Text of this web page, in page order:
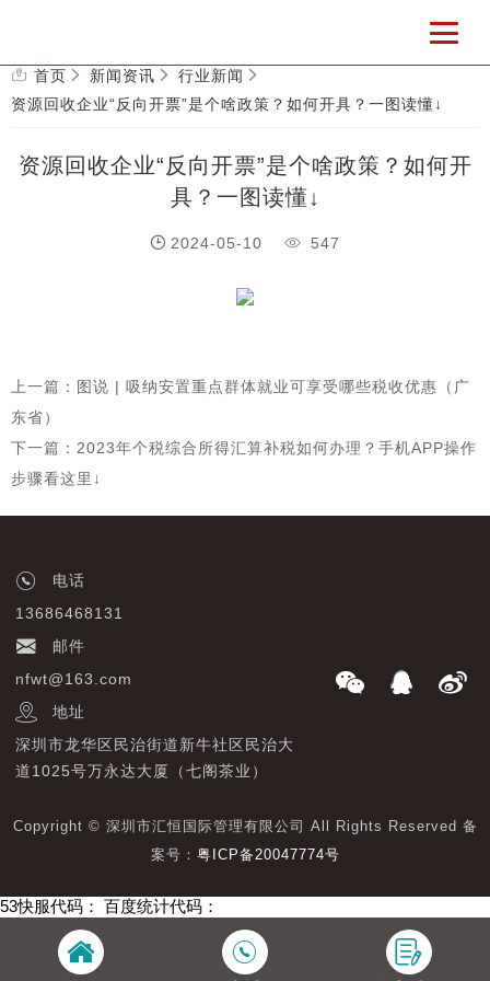
首页 新闻资讯
行业新闻
资源回收企业“反向开票”是个啥政策？如何开具？一图读懂↓
资源回收企业“反向开票”是个啥政策？如何开
具？一图读懂↓
2024-05-10 547
上一篇：图说 | 吸纳安置重点群体就业可享受哪些税收优惠（广
东省）
下一篇：2023年个税综合所得汇算补税如何办理？手机APP操作
步骤看这里↓
电话
13686468131
邮件
nfwt@163.com
地址
深圳市龙华区民治街道新牛社区民治大
道1025号万永达大厦（七阁茶业）
Copyright © 深圳市汇恒国际管理有限公司 All Rights Reserved 备
案号： 粤ICP备20047774号
53快服代码： 百度统计代码：